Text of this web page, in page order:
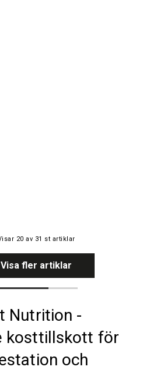
Nutrition -
kosttillskott för
och
20 av 31 st artiklar
Visa fler artiklar